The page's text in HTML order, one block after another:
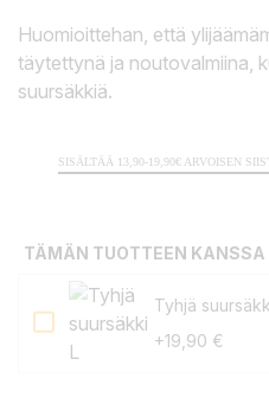
Huomioittehan, että
täytettynä ja noutovalmiina,
suursäkkiä.
SISÄLTÄÄ 13,90-19,90€ ARVOISEN
TÄMÄN TUOTTEEN KANSSA
Tyhjä
+19,90 €